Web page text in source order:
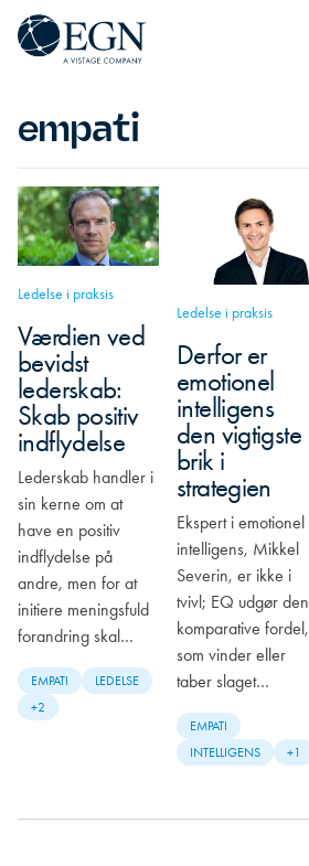
Spring til indhold
Executives' Global Network
empati
Ledelse i praksis
Værdien ved
bevidst
lederskab:
Skab positiv
indflydelse
Lederskab handler i
sin kerne om at
have en positiv
indflydelse på
andre, men for at
initiere meningsfuld
forandring skal…
EMPATI
LEDELSE
+2
Ledelse i praksis
Derfor er
emotionel
intelligens
den vigtigste
brik i
strategien
Ekspert i emotionel
intelligens, Mikkel
Severin, er ikke i
tvivl; EQ udgør den
komparative fordel,
som vinder eller
taber slaget…
EMPATI
INTELLIGENS
+1